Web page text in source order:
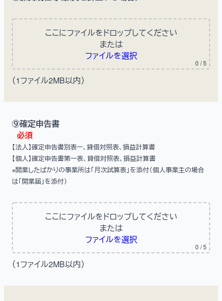
ここにファイルをドロップしてください
または
ファイルを選択
0 / 5
（1ファイル2MB以内）
⑨確定申告書
必須
【法人】確定申告書別表ー、貸借対照表、損益計算書
【個人】確定申告書第一表、貸借対照表、損益計算書
※開業したばかりの事業所は「月次試算表」を添付（個人事業主の場合
は「開業届」を添付）
ここにファイルをドロップしてください
または
ファイルを選択
0 / 5
（1ファイル2MB以内）